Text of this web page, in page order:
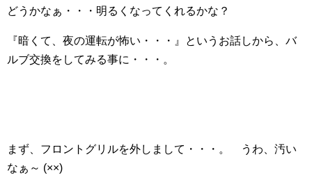
どうかなぁ・・・明るくなってくれるかな？
『暗くて、夜の運転が怖い・・・』というお話しから、バ
ルブ交換をしてみる事に・・・。
まず、フロントグリルを外しまして・・・。 うわ、汚い
なぁ～ (××)